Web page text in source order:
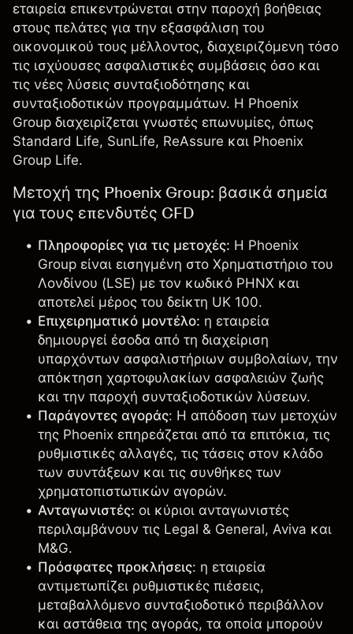
εταιρεία επικεντρώνεται στην παροχή βοήθειας
στους πελάτες για την εξασφάλιση του
οικονομικού τους μέλλοντος, διαχειριζόμενη τόσο
τις ισχύουσες ασφαλιστικές συμβάσεις όσο και
τις νέες λύσεις συνταξιοδότησης και
συνταξιοδοτικών προγραμμάτων. Η Phoenix
Group διαχειρίζεται γνωστές επωνυμίες, όπως
Standard Life, SunLife, ReAssure και Phoenix
Group Life.
Μετοχή της Phoenix Group: βασικά σημεία
για τους επενδυτές CFD
Πληροφορίες για τις μετοχές: Η Phoenix
Group είναι εισηγμένη στο Χρηματιστήριο του
Λονδίνου (LSE) με τον κωδικό PHNX και
αποτελεί μέρος του δείκτη UK 100.
Επιχειρηματικό μοντέλο: η εταιρεία
δημιουργεί έσοδα από τη διαχείριση
υπαρχόντων ασφαλιστήριων συμβολαίων, την
απόκτηση χαρτοφυλακίων ασφαλειών ζωής
και την παροχή συνταξιοδοτικών λύσεων.
Παράγοντες αγοράς: Η απόδοση των μετοχών
της Phoenix επηρεάζεται από τα επιτόκια, τις
ρυθμιστικές αλλαγές, τις τάσεις στον κλάδο
των συντάξεων και τις συνθήκες των
χρηματοπιστωτικών αγορών.
Ανταγωνιστές: οι κύριοι ανταγωνιστές
περιλαμβάνουν τις Legal & General, Aviva και
M&G.
Πρόσφατες προκλήσεις: η εταιρεία
αντιμετωπίζει ρυθμιστικές πιέσεις,
μεταβαλλόμενο συνταξιοδοτικό περιβάλλον
και αστάθεια της αγοράς, τα οποία μπορούν